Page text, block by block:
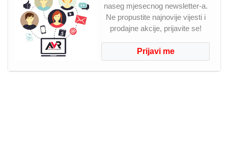
naseg mjesecnog newsletter-a.
Ne propustite najnovije vijesti i
prodajne akcije, prijavite se!
Prijavi me